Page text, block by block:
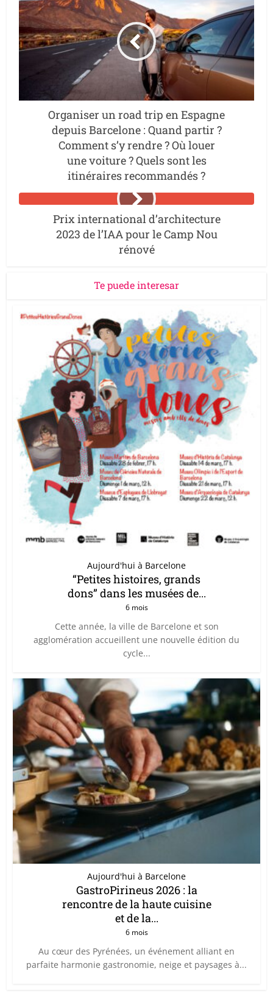
Organiser un road trip en Espagne
depuis Barcelone : Quand partir ?
Comment s’y rendre ? Où louer
une voiture ? Quels sont les
itinéraires recommandés ?
Prix international d’architecture
2023 de l’IAA pour le Camp Nou
rénové
Te puede interesar
Aujourd'hui à Barcelone
“Petites histoires, grands
dons” dans les musées de...
6 mois
Cette année, la ville de Barcelone et son
agglomération accueillent une nouvelle édition du
cycle...
Aujourd'hui à Barcelone
GastroPirineus 2026 : la
rencontre de la haute cuisine
et de la...
6 mois
Au cœur des Pyrénées, un événement alliant en
parfaite harmonie gastronomie, neige et paysages à...